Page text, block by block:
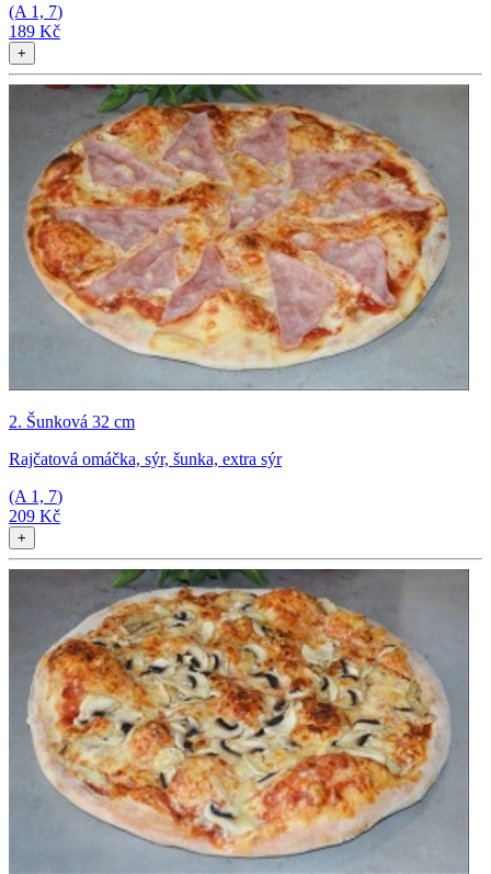
(A 1, 7)
189 Kč
+
2. Šunková 32 cm
Rajčatová omáčka, sýr, šunka, extra sýr
(A 1, 7)
209 Kč
+